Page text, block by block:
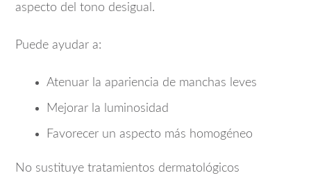
aspecto del tono desigual.
Puede ayudar a:
Atenuar la apariencia de manchas leves
Mejorar la luminosidad
Favorecer un aspecto más homogéneo
No sustituye tratamientos dermatológicos